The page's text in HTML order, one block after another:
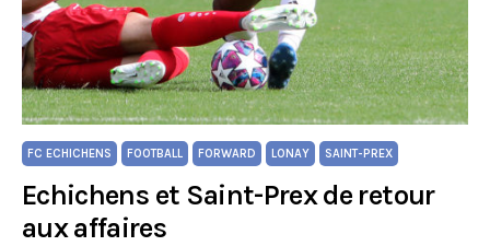
FC ECHICHENS FOOTBALL FORWARD LONAY SAINT-PREX
Echichens et Saint-Prex de retour
aux affaires